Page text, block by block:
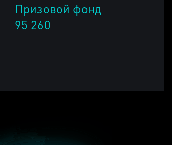
Призовой фонд
95 260